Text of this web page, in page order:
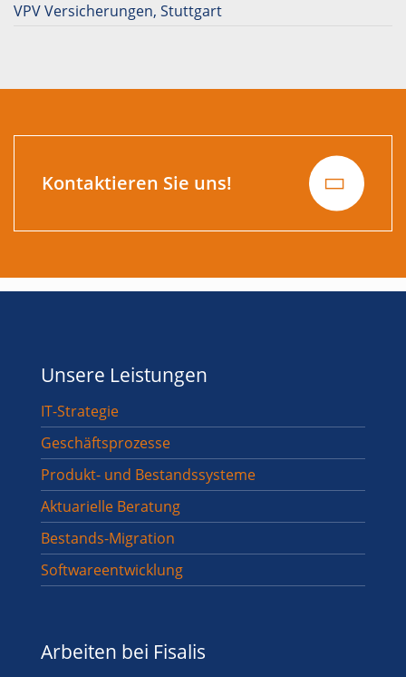
VPV Versicherungen, Stuttgart
Kontaktieren Sie uns!
Unsere Leistungen
IT-Strategie
Geschäftsprozesse
Produkt- und Bestandssysteme
Aktuarielle Beratung
Bestands-Migration
Softwareentwicklung
Arbeiten bei Fisalis